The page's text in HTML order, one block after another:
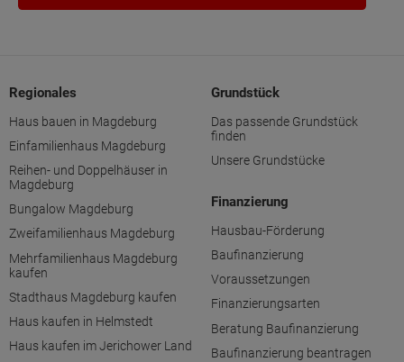
Regionales
Haus bauen in Magdeburg
Einfamilienhaus Magdeburg
Reihen- und Doppelhäuser in
Magdeburg
Bungalow Magdeburg
Zweifamilienhaus Magdeburg
Mehrfamilienhaus Magdeburg
kaufen
Stadthaus Magdeburg kaufen
Haus kaufen in Helmstedt
Haus kaufen im Jerichower Land
Grundstück
Das passende Grundstück
finden
Unsere Grundstücke
Finanzierung
Hausbau-Förderung
Baufinanzierung
Voraussetzungen
Finanzierungsarten
Beratung Baufinanzierung
Baufinanzierung beantragen